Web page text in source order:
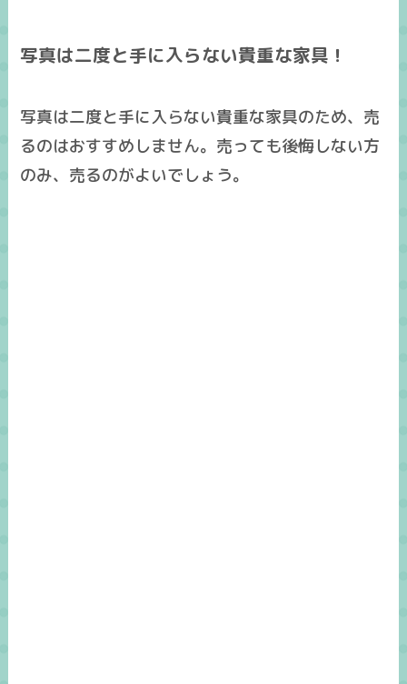
写真は二度と手に入らない貴重な家具！
写真は二度と手に入らない貴重な家具のため、 売
るのはおすすめしません。売っても後悔しない方
のみ、売るのがよいでしょう。